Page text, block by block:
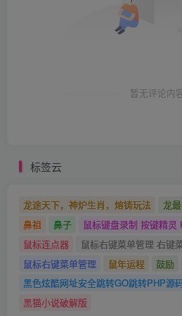
暂无评论内
标签云
龙途天下，神炉生肖，熔铸玩法 龙
鼻祖
鼻子
鼠标键盘录制 按键精灵
鼠标连点器
鼠标右键菜单管理 右键
鼠标右键菜单管理
鼠年运程 鼓励
黑色炫酷网址安全跳转GO跳转PHP源
黑猫小说破解版